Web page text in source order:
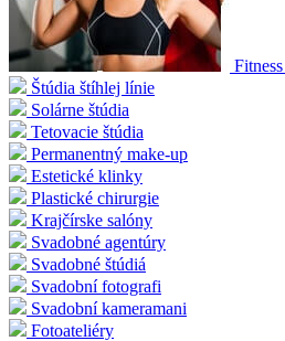
Štúdia štíhlej línie
Solárne štúdia
Tetovacie štúdia
Permanentný make-up
Estetické klinky
Plastické chirurgie
Krajčírske salóny
Svadobné agentúry
Svadobné štúdiá
Svadobní fotografi
Svadobní kameramani
Fotoateliéry